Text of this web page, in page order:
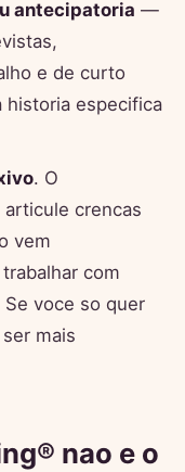
antecipatoria —
e de curto
historia especifica
. O
crencas
vem
com
voce so quer
mais
nao e o